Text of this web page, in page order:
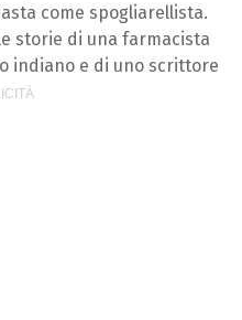
come spogliarellista.
storie di una farmacista
indiano e di uno scrittore